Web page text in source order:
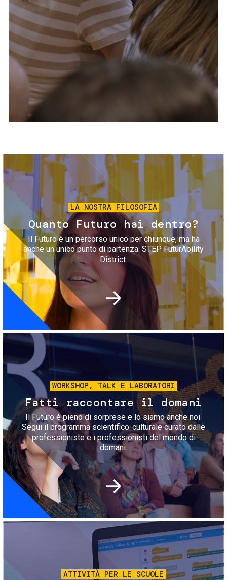
Servizi e accessibilità
Contatti
FAQ
Biglietti
Immagine
LA NOSTRA FILOSOFIA
Quanto Futuro hai dentro?
Il Futuro è un percorso unico per chiunque, ma ha
anche un unico punto di partenza: STEP FuturAbility
District.
Immagine
WORKSHOP, TALK E LABORATORI
Fatti raccontare il domani
Il Futuro è pieno di sorprese e lo siamo anche noi.
Segui il programma scientifico-culturale curato dalle
professioniste e i professionisti del mondo di
domani.
Immagine
ATTIVITÀ PER LE SCUOLE